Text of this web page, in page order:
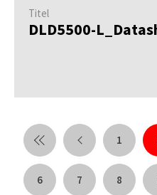
Titel
DLD5500-
1
6 7 8